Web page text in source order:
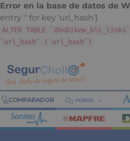
Error en la base de datos de
entry '' for key 'url_hash']
ALTER TABLE `dhnDikew_blc_links`
`url_hash` (`url_hash`)
FOROS